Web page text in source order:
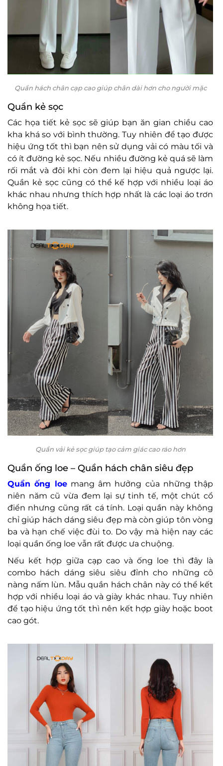
Quần hách chân cạp cao giúp chân dài hơn cho người mặc
Quần kẻ sọc
Các họa tiết kẻ sọc sẽ giúp bạn ăn gian chiều cao
kha khá so với bình thường. Tuy nhiên để tạo được
hiệu ứng tốt thì bạn nên sử dụng vải có màu tối và
có ít đường kẻ sọc. Nếu nhiều đường kẻ quá sẽ làm
rối mắt và đôi khi còn đem lại hiệu quả ngược lại.
Quần kẻ sọc cũng có thể kế hợp với nhiều loại áo
khác nhau nhưng thích hợp nhất là các loại áo trơn
không họa tiết.
Quần vải kẻ sọc giúp tạo cảm giác cao ráo hơn
Quần ống loe – Quần hách chân siêu đẹp
Quần ống loemang âm hưởng của những thập
niên năm cũ vừa đem lại sự tinh tế, một chút cổ
điển nhưng cũng rất cá tính. Loại quần này không
chỉ giúp hách dáng siêu đẹp mà còn giúp tôn vòng
ba và hạn chế việc đùi to. Do vậy mà hiện nay các
loại quần ống loe vẫn rất được ưa chuộng.
Nếu kết hợp giữa cạp cao và ống loe thì đây là
combo hách dáng siêu siêu đỉnh cho những cô
nàng nấm lùn. Mẫu quần hách chân này có thể kết
hợp với nhiều loại áo và giày khác nhau. Tuy nhiên
để tạo hiệu ứng tốt thì nên kết hợp giày hoặc boot
cao gót.